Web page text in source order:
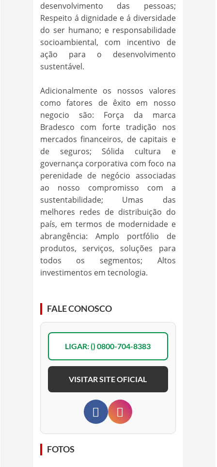
desenvolvimento das pessoas;
Respeito á dignidade e á diversidade
do ser humano; e responsabilidade
socioambiental, com incentivo de
ação para o desenvolvimento
sustentável.
Adicionalmente os nossos valores
como fatores de êxito em nosso
negocio são: Força da marca
Bradesco com forte tradição nos
mercados financeiros, de capitais e
de seguros; Sólida cultura e
governança corporativa com foco na
perenidade de negócio associadas
ao nosso compromisso com a
sustentabilidade; Umas das
melhores redes de distribuição do
país, em termos de modernidade e
abrangência: Amplo portfólio de
produtos, serviços, soluções para
todos os segmentos; Altos
investimentos em tecnologia.
FALE CONOSCO
LIGAR: () 0800-704-8383
VISITAR SITE OFICIAL
FOTOS